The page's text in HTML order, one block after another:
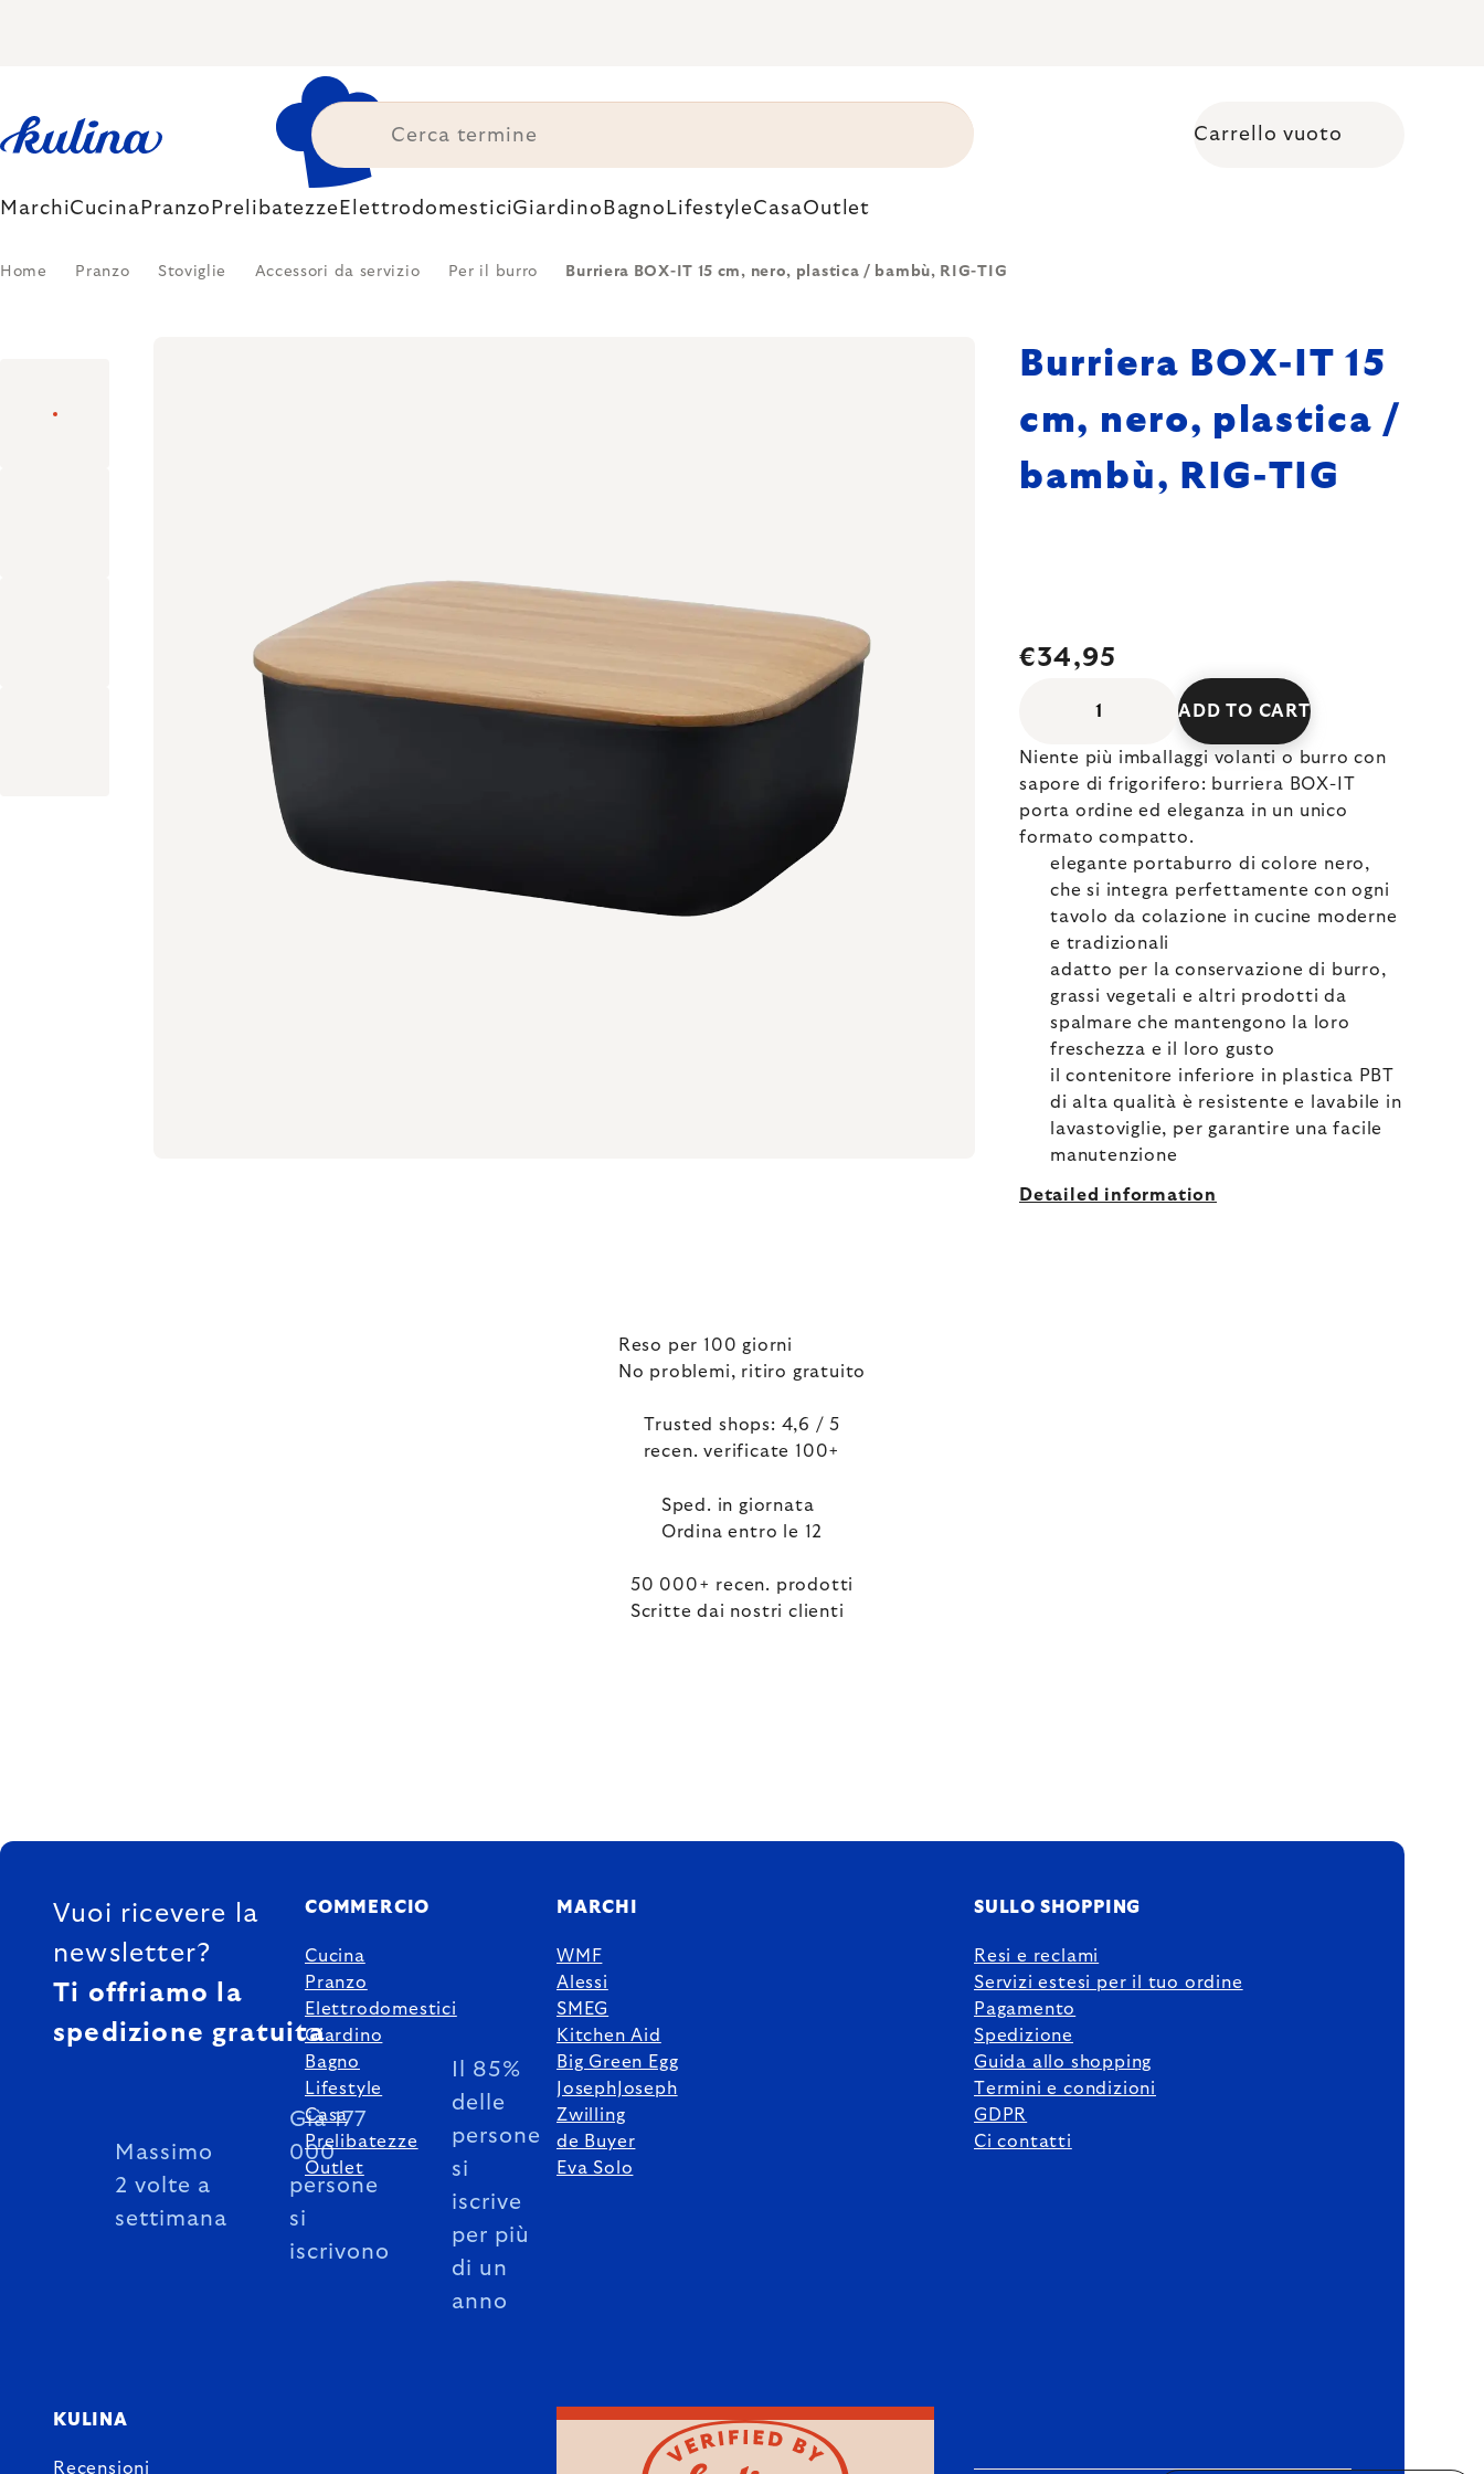
Carrello vuoto
MarchiCucina Pranzo Prelibatezze ElettrodomesticiGiardino Bagno LifestyleCasaOutlet
Home Pranzo Stoviglie Accessori da servizio Per il burro Burriera BOX-IT 15 cm, nero, plastica / bambù, RIG-TIG
Burriera BOX-IT 15
cm, nero, plastica /
bambù, RIG-TIG
€34,95
ADD TO CART
Niente più imballaggi volanti o burro con
sapore di frigorifero: burriera BOX-IT
porta ordine ed eleganza in un unico
formato compatto.
elegante portaburro di colore nero,
che si integra perfettamente con ogni
tavolo da colazione in cucine moderne
e tradizionali
adatto per la conservazione di burro,
grassi vegetali e altri prodotti da
spalmare che mantengono la loro
freschezza e il loro gusto
il contenitore inferiore in plastica PBT
di alta qualità è resistente e lavabile in
lavastoviglie, per garantire una facile
manutenzione
Detailed information
Reso per 100 giorni
No problemi, ritiro gratuito
Trusted shops: 4,6 / 5
recen. verificate 100+
Sped. in giornata
Ordina entro le 12
50 000+ recen. prodotti
Scritte dai nostri clienti
FOOTER
Vuoi ricevere la
newsletter?
Ti offriamo la
spedizione gratuita
Massimo
2 volte a
settimana
Già 177
000
persone
si
iscrivono
Il 85%
delle
persone
si
iscrive
per più
di un
anno
COMMERCIO
Cucina
Pranzo
Elettrodomestici
Giardino
Bagno
Lifestyle
Casa
Prelibatezze
Outlet
MARCHI
WMF
Alessi
SMEG
Kitchen Aid
Big Green Egg
JosephJoseph
Zwilling
de Buyer
Eva Solo
SULLO SHOPPING
Resi e reclami
Servizi estesi per il tuo ordine
Pagamento
Spedizione
Guida allo shopping
Termini e condizioni
GDPR
Ci contatti
KULINA
Recensioni